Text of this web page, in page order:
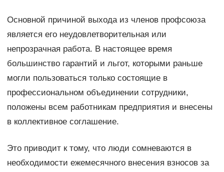
Основной причиной выхода из членов профсоюза
является его неудовлетворительная или
непрозрачная работа. В настоящее время
большинство гарантий и льгот, которыми раньше
могли пользоваться только состоящие в
профессиональном объединении сотрудники,
положены всем работникам предприятия и внесены
в коллективное соглашение.
Это приводит к тому, что люди сомневаются в
необходимости ежемесячного внесения взносов за